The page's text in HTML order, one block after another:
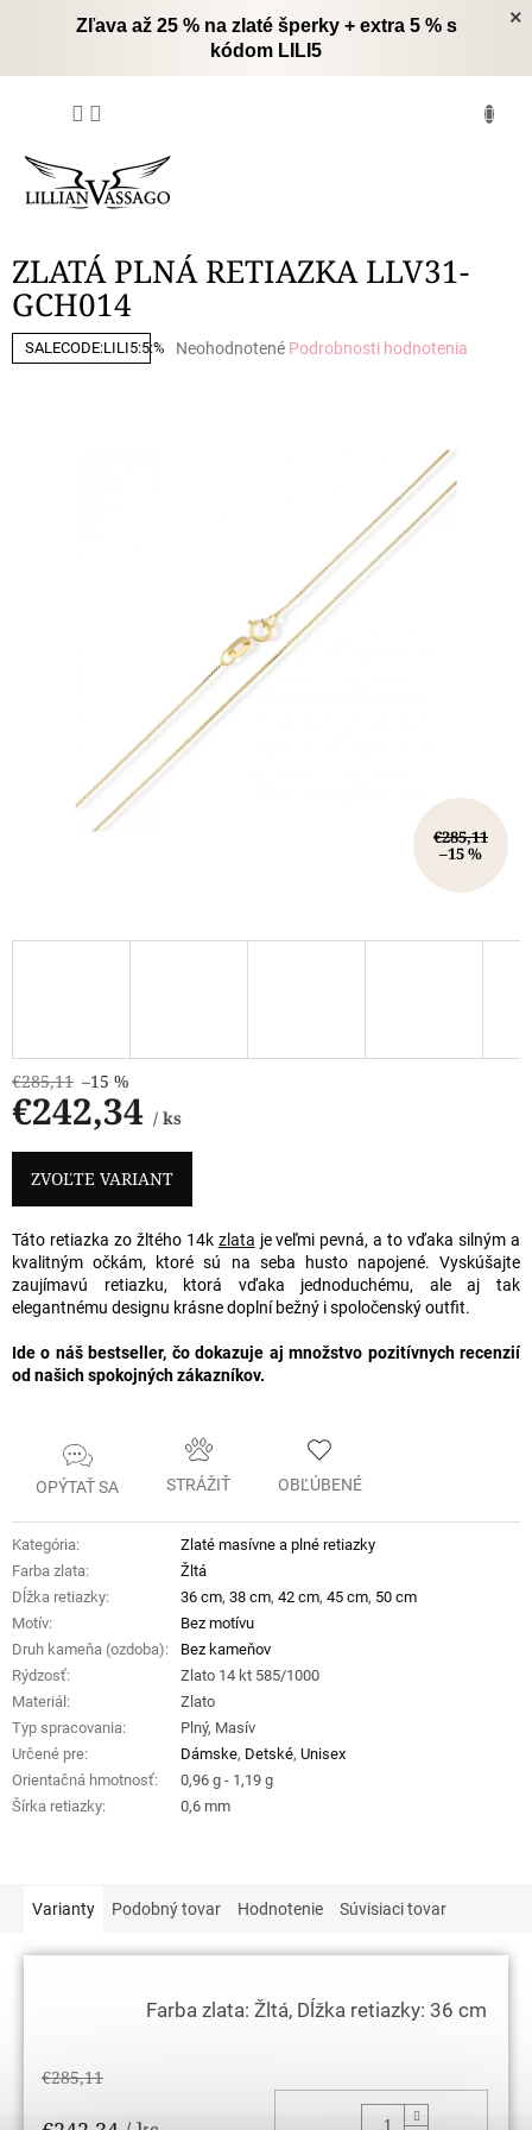
×
Zľava až 25 % na zlaté šperky + extra 5 % s
kódom LILI5
ZLATÁ PLNÁ RETIAZKA LLV31-
GCH014
SALECODE:LILI5:5:%
Priemerné
Neohodnotené Podrobnosti hodnotenia
€285,11
–15 %
€285,11 –15 %
€242,34 / ks
Jednotková
cena:
ZVOĽTE VARIANT
Táto retiazka zo žltého 14k zlata je veľmi pevná, a to vďaka silným a
kvalitným očkám, ktoré sú na seba husto napojené. Vyskúšajte
zaujímavú retiazku, ktorá vďaka jednoduchému, ale aj tak
elegantnému designu krásne doplní bežný i spoločenský outfit.
Ide o náš bestseller, čo dokazuje aj množstvo pozitívnych recenzií
od našich spokojných zákazníkov.
OPÝTAŤ SA STRÁŽIŤ OBĽÚBENÉ
Kategória:
Zlaté masívne a plné retiazky
Farba zlata:
Žltá
Dĺžka retiazky: 36 cm, 38 cm, 42 cm, 45 cm, 50 cm
Motív:
Bez motívu
Druh kameňa (ozdoba):
Bez kameňov
Rýdzosť:
Zlato 14 kt 585/1000
Materiál :
Zlato
Typ spracovania:
Plný, Masív
Určené pre: Dámske, Detské, Unisex
Orientačná hmotnosť:
0,96 g - 1,19 g
Šírka retiazky: 0,6 mm
Varianty Podobný tovar Hodnotenie Súvisiaci tovar
Farba zlata: Žltá, Dĺžka retiazky: 36 cm
€285,11